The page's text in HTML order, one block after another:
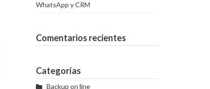
WhatsApp y CRM
Comentarios recientes
Categorías
Backup on line